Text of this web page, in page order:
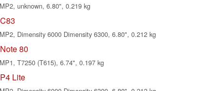
unknown, 6.80", 0.219 kg
Dimensity 6000 Dimensity 6300, 6.80", 0.212 kg
80
T7250 (T615), 6.74", 0.197 kg
Lite